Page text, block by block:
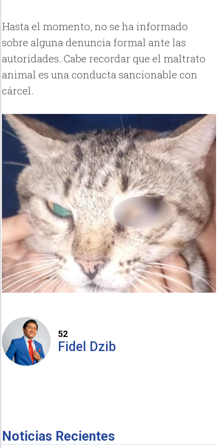
Hasta el momento, no se ha informado
sobre alguna denuncia formal ante las
autoridades. Cabe recordar que el maltrato
animal es una conducta sancionable con
cárcel.
52
Fidel Dzib
Noticias Recientes